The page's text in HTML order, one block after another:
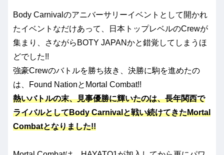
Body Carnivalのアニバーサリーイベントとして開かれ
たイベントなだけあって、日本トップレベルのCrewが
集まり、さながらBOTY JAPANかと錯覚してしまうほ
どでした!!
強豪Crewのバトルを勝ち抜き、決勝に駒を進めたの
は、Found NationとMortal Combat!!
熱いバトルの末、見事優勝に輝いたのは、長年関西で
ライバルとしてBody Carnivalと戦い続けてきたMortal
Combatとなりました!!